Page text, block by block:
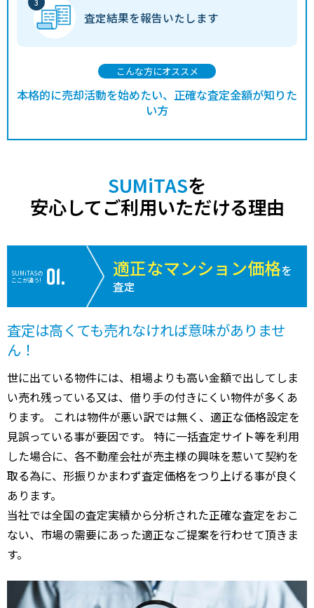
査定結果を報告いたします
こんな方にオススメ
本格的に売却活動を始めたい、正確な査定金額が知りた
い方
SUMiTASを
安心してご利用いただける理由
SUMiTASの
ここが違う!
適正なマンション価格を
査定
査定は高くても売れなければ意味がありませ
ん！
世に出ている物件には、相場よりも高い金額で出してしま
い売れ残っている又は、借り手の付きにくい物件が多くあ
ります。 これは物件が悪い訳では無く、適正な価格設定を
見誤っている事が要因です。 特に一括査定サイト等を利用
した場合に、各不動産会社が売主様の興味を惹いて契約を
取る為に、形振りかまわず査定価格をつり上げる事が良く
あります。
当社では全国の査定実績から分析された正確な査定をおこ
ない、市場の需要にあった適正なご提案を行わせて頂きま
す。